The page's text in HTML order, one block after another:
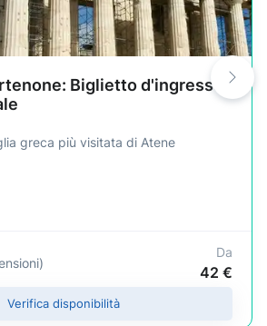
Biglietto d'ingresso
greca più visitata di Atene
Da
42 €
Verifica disponibilità